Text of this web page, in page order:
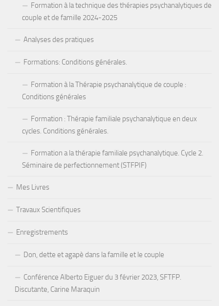
Formation à la technique des thérapies psychanalytiques de
couple et de famille 2024-2025
Analyses des pratiques
Formations: Conditions générales.
Formation à la Thérapie psychanalytique de couple :
Conditions générales
Formation : Thérapie familiale psychanalytique en deux
cycles. Conditions générales.
Formation a la thérapie familiale psychanalytique. Cycle 2.
Séminaire de perfectionnement (STFPIF)
Mes Livres
Travaux Scientifiques
Enregistrements
Don, dette et agapè dans la famille et le couple
Conférence Alberto Eiguer du 3 février 2023, SFTFP.
Discutante, Carine Maraquin